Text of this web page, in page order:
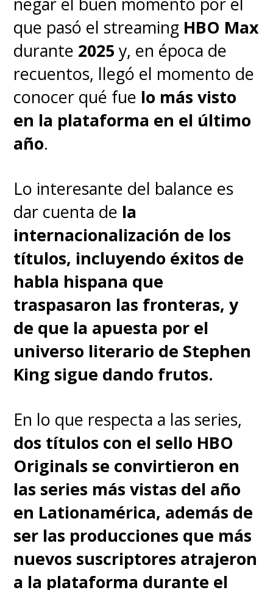
que pasó el streaming HBO Max
durante 2025 y, en época de
recuentos, llegó el momento de
conocer qué fue lo más visto
en la plataforma en el último
año.
Lo interesante del balance es
dar cuenta de la
internacionalización de los
títulos, incluyendo éxitos de
habla hispana que
traspasaron las fronteras, y
de que la apuesta por el
universo literario de Stephen
King sigue dando frutos.
En lo que respecta a las series,
dos títulos con el sello HBO
Originals se convirtieron en
las series más vistas del año
en Lationamérica, además de
ser las producciones que más
nuevos suscriptores atrajeron
a la plataforma durante el